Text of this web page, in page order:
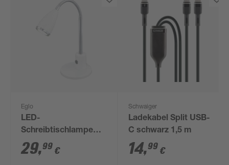
Eglo
LED-
Schreibtischlampe
'Fox' GU10 3 W 240
lm 12,4 x 33,2 cm
29,99 €
Schwaiger
Ladekabel Split USB-
C schwarz 1,5 m
14,99 €